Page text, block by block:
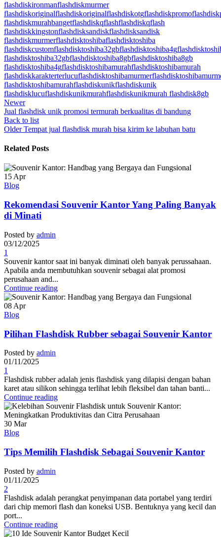
flashdiskironmanflashdiskmurmer
flashdiskoriginalflashdiskoriginalflashdiskotgflashdiskpromo
flashdiskmurahbangetflashdiskqflashflashdiskqflash
flashdiskkingstonflashdisksandiskflashdisksandisk
flashdiskmurmerflashdisktoshibaflashdisktoshiba
flashdiskcustomflashdisktoshiba32gbflashdisktoshiba4g
flashdisktoshiba32gbflashdisktoshiba8gbflashdisktoshiba8gb
flashdisktoshiba4gflashdisktoshibamurahflashdisktoshibamurah
flashdiskkarakterterlucuflashdisktoshibamurmer
flashdisktoshibamurahflashdiskunikflashdiskunik
flashdisklucuflashdiskunikmurahflashdiskunikmurah flashdisk8gb
Newer
Jual flashdisk unik promosi termurah berkualitas di bandung
Back to list
Older Tempat jual flashdisk murah bisa kirim ke labuhan batu
Related Posts
15Apr
Blog
Rekomendasi Souvenir Kantor Yang Paling Banyak
di Minati
Posted by admin
03/12/2025
1
Souvenir kantor saat ini banyak diminati oleh banyak perussahaan.
Apabila anda membutuhkan souvenir sebagai alat promosi
perusahaan and...
Continue reading
08 Apr
Blog
Pilihan Flashdisk Rubber sebagai Souvenir Kantor
Posted by admin
01/11/2025
1
Flashdisk rubber adalah jenis flashdisk yang dilapisi dengan bahan
karet atau silikon sehingga terlihat lebih fleksibel dan tahan banti...
Continue reading
30 Mar
Blog
Tips Memilih Flashdisk Sebagai Souvenir Kantor
Posted by admin
01/11/2025
2
Flashdisk adalah perangkat penyimpanan data portabel yang terdiri
dari chip memori flash dan koneksi USB. Bentuknya yang kecil dan
port...
Continue reading